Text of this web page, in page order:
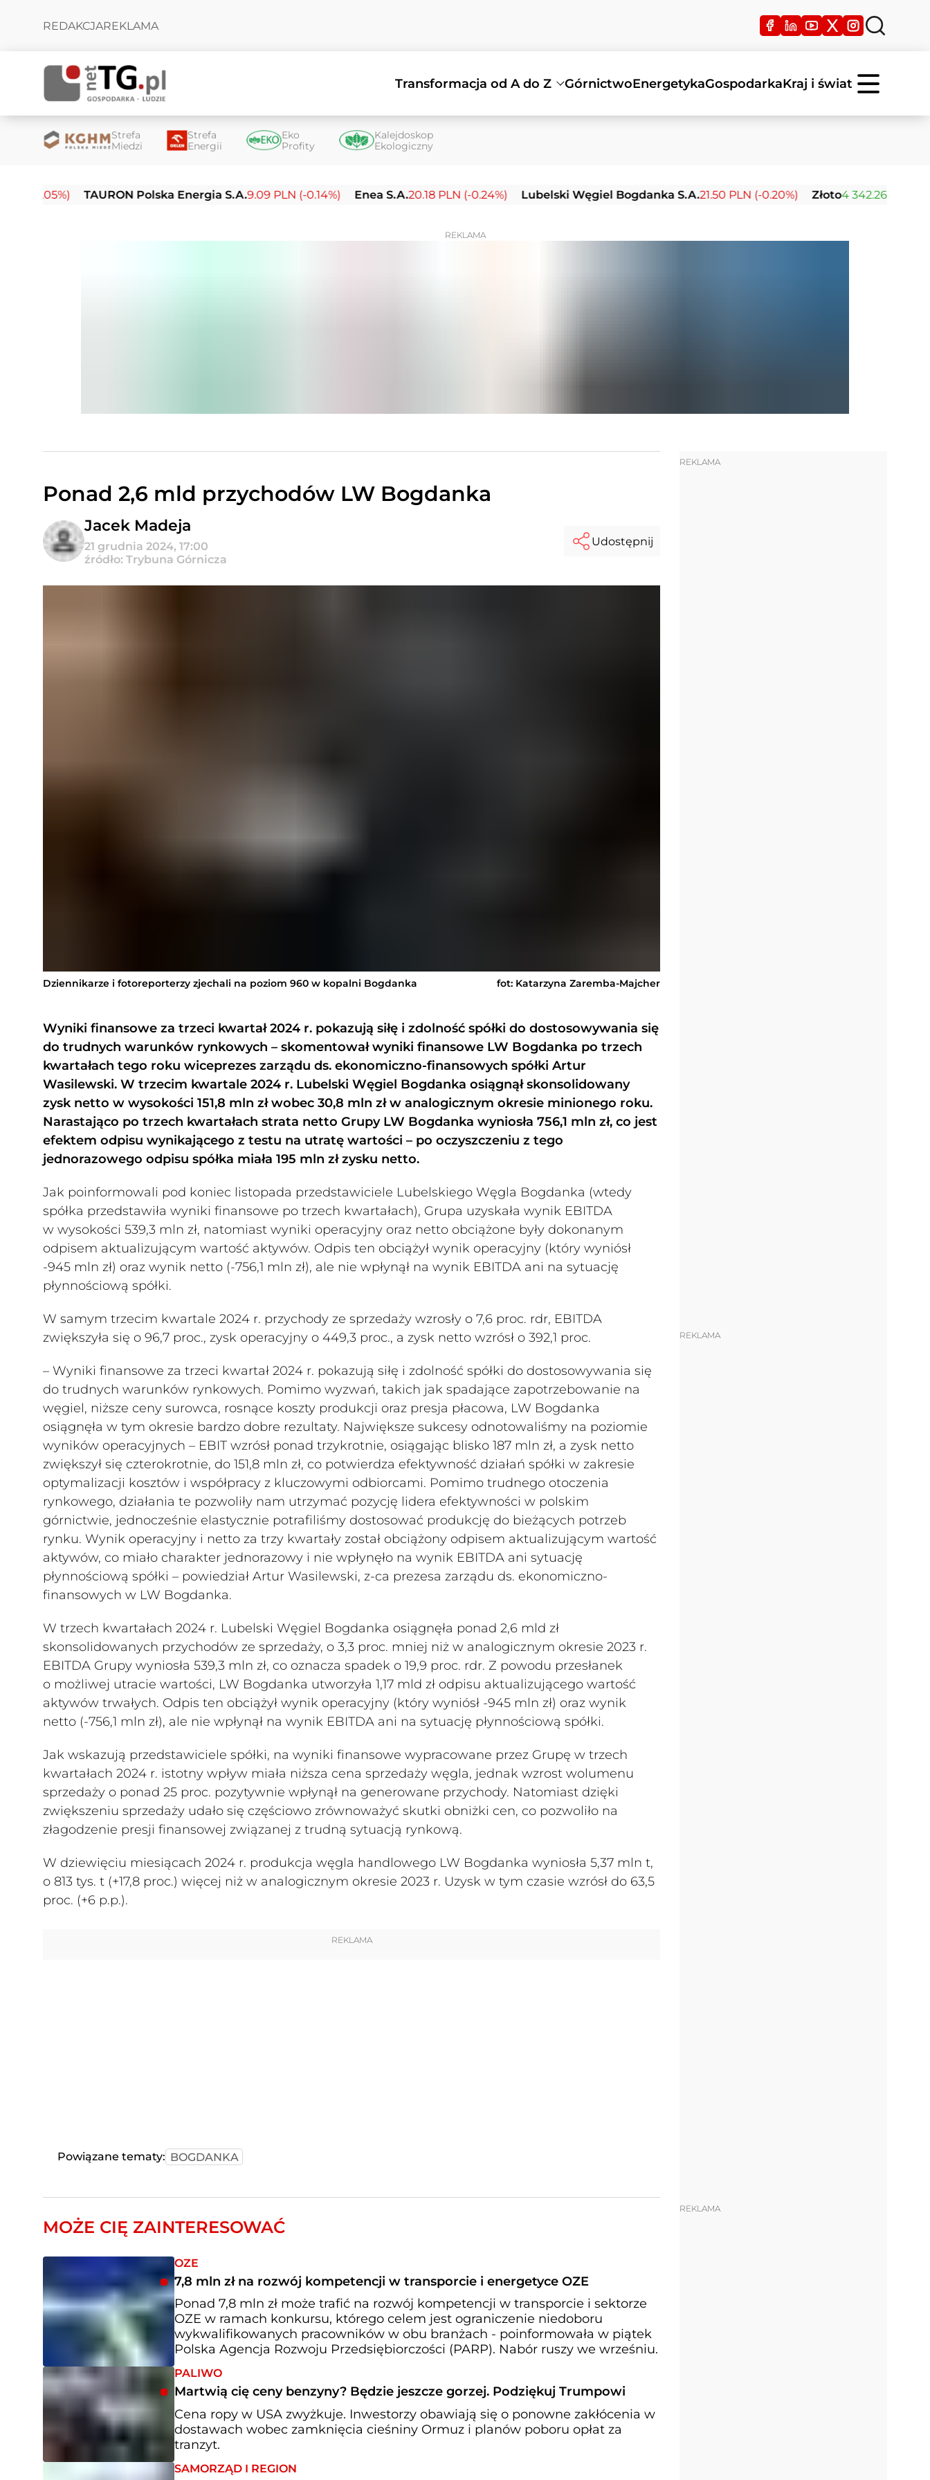
REDAKCJAREKLAMA
Transformacja od A do Z GórnictwoEnergetykaGospodarkaKraj i świat
Strefa
Miedzi
Strefa
Energii
Eko
Profity
Kalejdoskop
Ekologiczny
TAURON Polska Energia S.A.9.09 PLN (-0.14%) Enea S.A.20.18 PLN (-0.24%) Lubelski Węgiel Bogdanka S.A.21.50 PLN (-0.20%) Złoto 4 342.26 USD (0.00%)
REKLAMA
Ponad 2,6 mld przychodów LW Bogdanka
Jacek Madeja
21 grudnia 2024, 17:00
źródło: Trybuna Górnicza
Udostępnij
Dziennikarze i fotoreporterzy zjechali na poziom 960 w kopalni Bogdanka fot: Katarzyna Zaremba-Majcher
Wyniki finansowe za trzeci kwartał 2024 r. pokazują siłę i zdolność spółki do dostosowywania się
do trudnych warunków rynkowych – skomentował wyniki finansowe LW Bogdanka po trzech
kwartałach tego roku wiceprezes zarządu ds. ekonomiczno-finansowych spółki Artur
Wasilewski. W trzecim kwartale 2024 r. Lubelski Węgiel Bogdanka osiągnął skonsolidowany
zysk netto w wysokości 151,8 mln zł wobec 30,8 mln zł w analogicznym okresie minionego roku.
Narastająco po trzech kwartałach strata netto Grupy LW Bogdanka wyniosła 756,1 mln zł, co jest
efektem odpisu wynikającego z testu na utratę wartości – po oczyszczeniu z tego
jednorazowego odpisu spółka miała 195 mln zł zysku netto.
Jak poinformowali pod koniec listopada przedstawiciele Lubelskiego Węgla Bogdanka (wtedy
spółka przedstawiła wyniki finansowe po trzech kwartałach), Grupa uzyskała wynik EBITDA
w wysokości 539,3 mln zł, natomiast wyniki operacyjny oraz netto obciążone były dokonanym
odpisem aktualizującym wartość aktywów. Odpis ten obciążył wynik operacyjny (który wyniósł
-945 mln zł) oraz wynik netto (-756,1 mln zł), ale nie wpłynął na wynik EBITDA ani na sytuację
płynnościową spółki.
W samym trzecim kwartale 2024 r. przychody ze sprzedaży wzrosły o 7,6 proc. rdr, EBITDA
zwiększyła się o 96,7 proc., zysk operacyjny o 449,3 proc., a zysk netto wzrósł o 392,1 proc.
– Wyniki finansowe za trzeci kwartał 2024 r. pokazują siłę i zdolność spółki do dostosowywania się
do trudnych warunków rynkowych. Pomimo wyzwań, takich jak spadające zapotrzebowanie na
węgiel, niższe ceny surowca, rosnące koszty produkcji oraz presja płacowa, LW Bogdanka
osiągnęła w tym okresie bardzo dobre rezultaty. Największe sukcesy odnotowaliśmy na poziomie
wyników operacyjnych – EBIT wzrósł ponad trzykrotnie, osiągając blisko 187 mln zł, a zysk netto
zwiększył się czterokrotnie, do 151,8 mln zł, co potwierdza efektywność działań spółki w zakresie
optymalizacji kosztów i współpracy z kluczowymi odbiorcami. Pomimo trudnego otoczenia
rynkowego, działania te pozwoliły nam utrzymać pozycję lidera efektywności w polskim
górnictwie, jednocześnie elastycznie potrafiliśmy dostosować produkcję do bieżących potrzeb
rynku. Wynik operacyjny i netto za trzy kwartały został obciążony odpisem aktualizującym wartość
aktywów, co miało charakter jednorazowy i nie wpłynęło na wynik EBITDA ani sytuację
płynnościową spółki – powiedział Artur Wasilewski, z-ca prezesa zarządu ds. ekonomiczno-
finansowych w LW Bogdanka.
W trzech kwartałach 2024 r. Lubelski Węgiel Bogdanka osiągnęła ponad 2,6 mld zł
skonsolidowanych przychodów ze sprzedaży, o 3,3 proc. mniej niż w analogicznym okresie 2023 r.
EBITDA Grupy wyniosła 539,3 mln zł, co oznacza spadek o 19,9 proc. rdr. Z powodu przesłanek
o możliwej utracie wartości, LW Bogdanka utworzyła 1,17 mld zł odpisu aktualizującego wartość
aktywów trwałych. Odpis ten obciążył wynik operacyjny (który wyniósł -945 mln zł) oraz wynik
netto (-756,1 mln zł), ale nie wpłynął na wynik EBITDA ani na sytuację płynnościową spółki.
Jak wskazują przedstawiciele spółki, na wyniki finansowe wypracowane przez Grupę w trzech
kwartałach 2024 r. istotny wpływ miała niższa cena sprzedaży węgla, jednak wzrost wolumenu
sprzedaży o ponad 25 proc. pozytywnie wpłynął na generowane przychody. Natomiast dzięki
zwiększeniu sprzedaży udało się częściowo zrównoważyć skutki obniżki cen, co pozwoliło na
złagodzenie presji finansowej związanej z trudną sytuacją rynkową.
W dziewięciu miesiącach 2024 r. produkcja węgla handlowego LW Bogdanka wyniosła 5,37 mln t,
o 813 tys. t (+17,8 proc.) więcej niż w analogicznym okresie 2023 r. Uzysk w tym czasie wzrósł do 63,5
proc. (+6 p.p.).
REKLAMA
Powiązane tematy: BOGDANKA
REKLAMA
REKLAMA
MOŻE CIĘ ZAINTERESOWAĆ
OZE
7,8 mln zł na rozwój kompetencji w transporcie i energetyce OZE
Ponad 7,8 mln zł może trafić na rozwój kompetencji w transporcie i sektorze
OZE w ramach konkursu, którego celem jest ograniczenie niedoboru
wykwalifikowanych pracowników w obu branżach - poinformowała w piątek
Polska Agencja Rozwoju Przedsiębiorczości (PARP). Nabór ruszy we wrześniu.
PALIWO
Martwią cię ceny benzyny? Będzie jeszcze gorzej. Podziękuj Trumpowi
Cena ropy w USA zwyżkuje. Inwestorzy obawiają się o ponowne zakłócenia w
dostawach wobec zamknięcia cieśniny Ormuz i planów poboru opłat za
tranzyt.
SAMORZĄD I REGION
REKLAMA